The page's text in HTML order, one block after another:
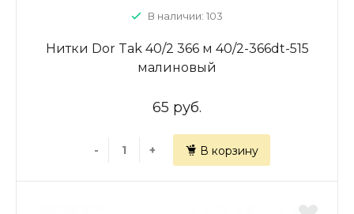
В наличии: 103
Нитки Dor Tak 40/2 366 м 40/2-366dt-515
малиновый
65 руб.
- + В корзину